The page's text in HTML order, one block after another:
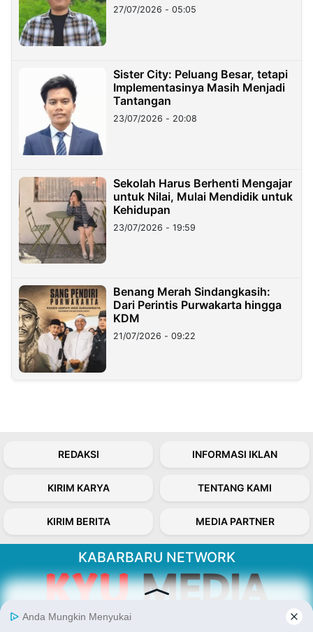
27/07/2026 - 05:05
Sister City: Peluang Besar, tetapi
Implementasinya Masih Menjadi
Tantangan
23/07/2026 - 20:08
Sekolah Harus Berhenti Mengajar
untuk Nilai, Mulai Mendidik untuk
Kehidupan
23/07/2026 - 19:59
Benang Merah Sindangkasih:
Dari Perintis Purwakarta hingga
KDM
21/07/2026 - 09:22
REDAKSI INFORMASI IKLAN
KIRIM KARYA TENTANG KAMI
KIRIM BERITA MEDIA PARTNER
KABARBARU NETWORK